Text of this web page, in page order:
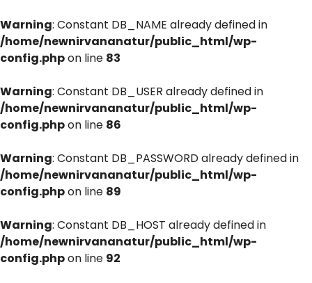
Warning: Constant DB_NAME already defined in
/home/newnirvananatur/public_html/wp-
config.phpon line 83
Warning: Constant DB_USER already defined in
/home/newnirvananatur/public_html/wp-
config.phpon line 86
Warning: Constant DB_PASSWORD already defined in
/home/newnirvananatur/public_html/wp-
config.phpon line 89
Warning: Constant DB_HOST already defined in
/home/newnirvananatur/public_html/wp-
config.phpon line 92